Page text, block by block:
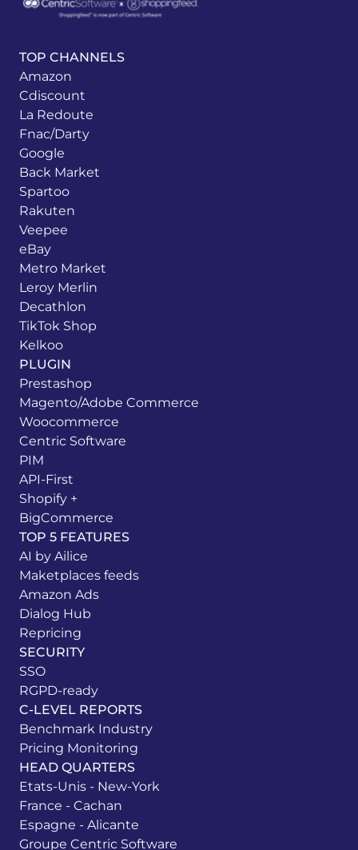
TOP CHANNELS
Amazon
Cdiscount
La Redoute
Fnac/Darty
Google
Back Market
Spartoo
Rakuten
Veepee
eBay
Metro Market
Leroy Merlin
Decathlon
TikTok Shop
Kelkoo
PLUGIN
Prestashop
Magento/Adobe Commerce
Woocommerce
Centric Software
PIM
API-First
Shopify +
BigCommerce
TOP 5 FEATURES
AI by Ailice
Maketplaces feeds
Amazon Ads
Dialog Hub
Repricing
SECURITY
SSO
RGPD-ready
C-LEVEL REPORTS
Benchmark Industry
Pricing Monitoring
HEAD QUARTERS
Etats-Unis - New-York
France - Cachan
Espagne - Alicante
Groupe Centric Software